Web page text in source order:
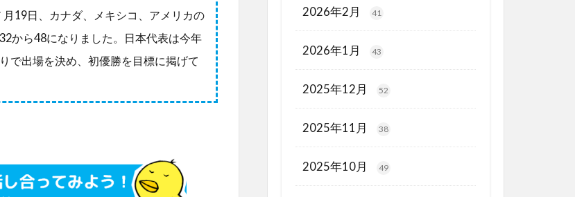
19日、カナダ、メキシコ、アメリカの
から48になりました。日本代表は今年
で出場を決め、初優勝を目標に掲げて
2026年2月 41
2026年1月 43
2025年12月 52
2025年11月 38
2025年10月 49